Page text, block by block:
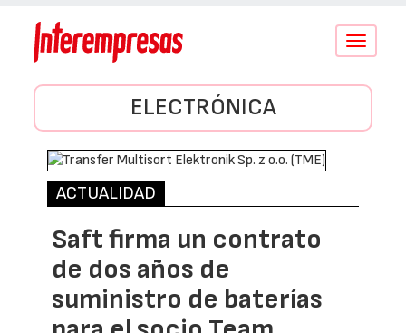
Conmutar
ELECTRÓNICA
ACTUALIDAD
Saft firma un contrato
de dos años de
suministro de baterías